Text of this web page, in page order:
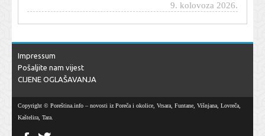
Motor je godinama 'jeo sam sebe', a ipak prešao gotovo
9. kolovoza 2026.
Sjajni Španjolac slavio u Velikoj Britaniji: Loš dan za
Marqueza
Legendarna Whitney Houston dobila svoju Barbie lutku:
Inspirirana je kultnim spotom iz 80-ih koji svi znamo
Impressum
Pošaljite nam vijest
CIJENE OGLAŠAVANJA
Copyright © Poreština.info – novosti iz Poreča i okolice, Vrsara, Funtane, Višnjana, Lovreča,
Kaštelira, Tara.